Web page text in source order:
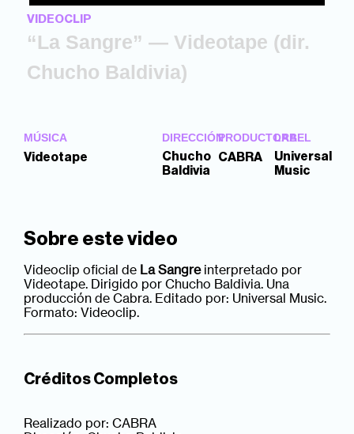
VIDEOCLIP
“La Sangre” — Videotape (dir.
Chucho Baldivia)
MÚSICA
Videotape
DIRECCIÓN
Chucho
Baldivia
PRODUCTORA
CABRA
LABEL
Universal
Music
Sobre este video
Videoclip oficial de La Sangreinterpretado por
Videotape. Dirigido por Chucho Baldivia. Una
producción de Cabra. Editado por: Universal Music.
Formato: Videoclip.
Créditos Completos
Realizado por: CABRA